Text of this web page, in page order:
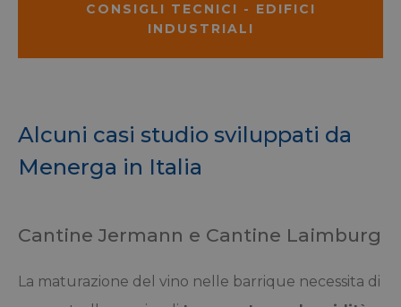
CONSIGLI TECNICI - EDIFICI
INDUSTRIALI
Alcuni casi studio sviluppati da
Menerga in Italia
Cantine Jermann e Cantine Laimburg
La maturazione del vino nelle barrique necessita di